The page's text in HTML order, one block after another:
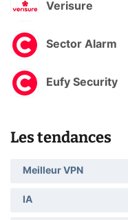
Verisure
Sector Alarm
Eufy Security
Les tendances
Meilleur VPN
IA